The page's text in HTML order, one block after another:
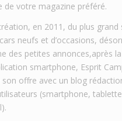
de votre magazine préféré.
en 2011, du plus grand
neufs et d’occasions,
des petites annonces,après
smartphone, Esprit
offre avec un blog
(smartphone,